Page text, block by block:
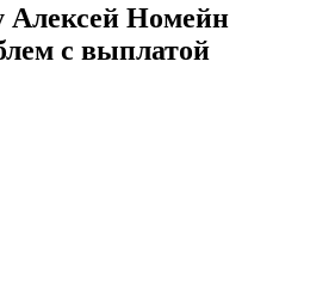
Алексей Номейн
с выплатой